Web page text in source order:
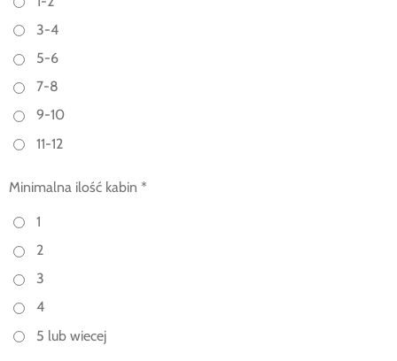
3-4
5-6
7-8
9-10
11-12
Minimalna ilość kabin *
1
2
3
4
5 lub wiecej